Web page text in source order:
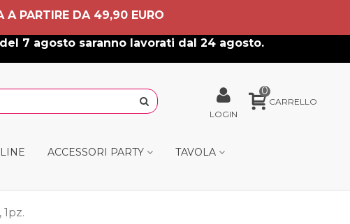
A PARTIRE DA 49,90 EURO
7 agosto saranno lavorati dal 24 agosto.
LOGIN
0
CARRELLO
ACCESSORI PARTY
TAVOLA